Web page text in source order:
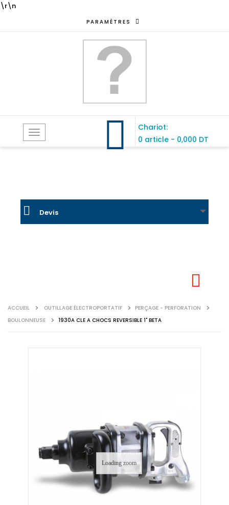
\r\n
PARAMÈTRES
Toggle
Chariot:
0 article - 0,000 DT
Devis
ACCUEIL OUTILLAGE ÉLECTROPORTATIF
PERÇAGE - PERFORATION
BOULONNEUSE
1930A CLE A CHOCS REVERSIBLE 1" BETA
Loading zoom